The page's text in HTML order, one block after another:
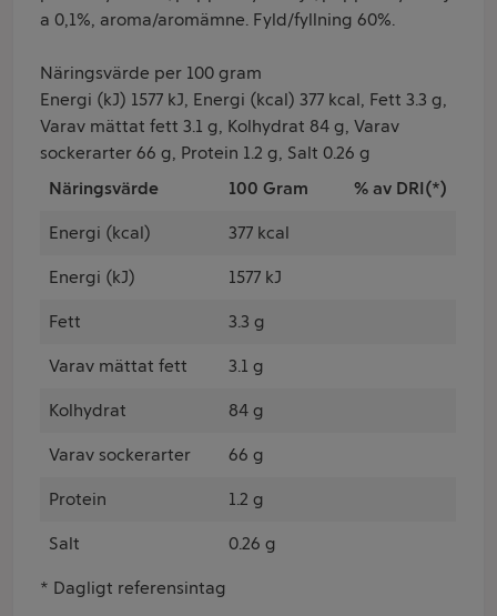
a 0,1%, aroma/aromämne. Fyld/fyllning 60%.
Näringsvärde per 100 gram
Energi (kJ) 1577 kJ, Energi (kcal) 377 kcal, Fett 3.3 g,
Varav mättat fett 3.1 g, Kolhydrat 84 g, Varav
sockerarter 66 g, Protein 1.2 g, Salt 0.26 g
Näringsvärde
100 Gram % av DRI(*)
Energi (kcal) 377 kcal
Energi (kJ) 1577 kJ
Fett 3.3 g
Varav mättat fett 3.1 g
Kolhydrat 84 g
Varav sockerarter 66 g
Protein 1.2 g
Salt 0.26 g
* Dagligt referensintag